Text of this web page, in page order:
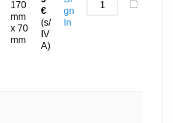
170
mm
x 70
mm
€
(s/
IV
A)
gn
In